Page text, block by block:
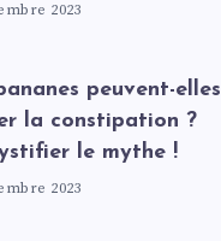
2023
peuvent-elles
la constipation ?
le mythe !
2023